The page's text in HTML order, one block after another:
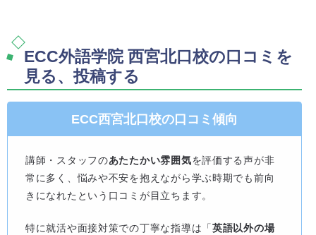
ECC外語学院 西宮北口校の口コミを
見る、投稿する
ECC西宮北口校の口コミ傾向
講師・スタッフのあたたかい雰囲気を評価する声が非
常に多く、悩みや不安を抱えながら学ぶ時期でも前向
きになれたという口コミが目立ちます。
特に就活や面接対策での丁寧な指導は「英語以外の場